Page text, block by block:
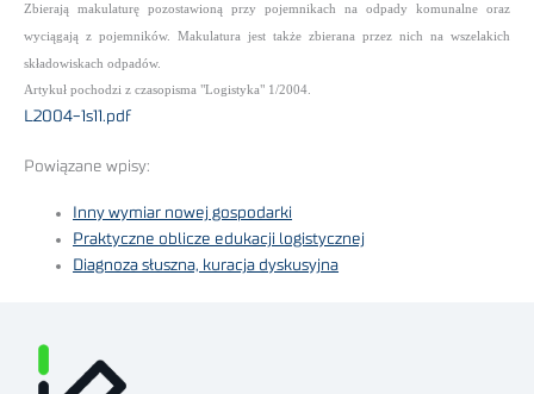
Zbierają makulaturę pozostawioną przy pojemnikach na odpady komunalne oraz
wyciągają z pojemników. Makulatura jest także zbierana przez nich na wszelakich
składowiskach odpadów.
Artykuł pochodzi z czasopisma "Logistyka" 1/2004.
L2004-1s11.pdf
Powiązane wpisy:
Inny wymiar nowej gospodarki
Praktyczne oblicze edukacji logistycznej
Diagnoza słuszna, kuracja dyskusyjna